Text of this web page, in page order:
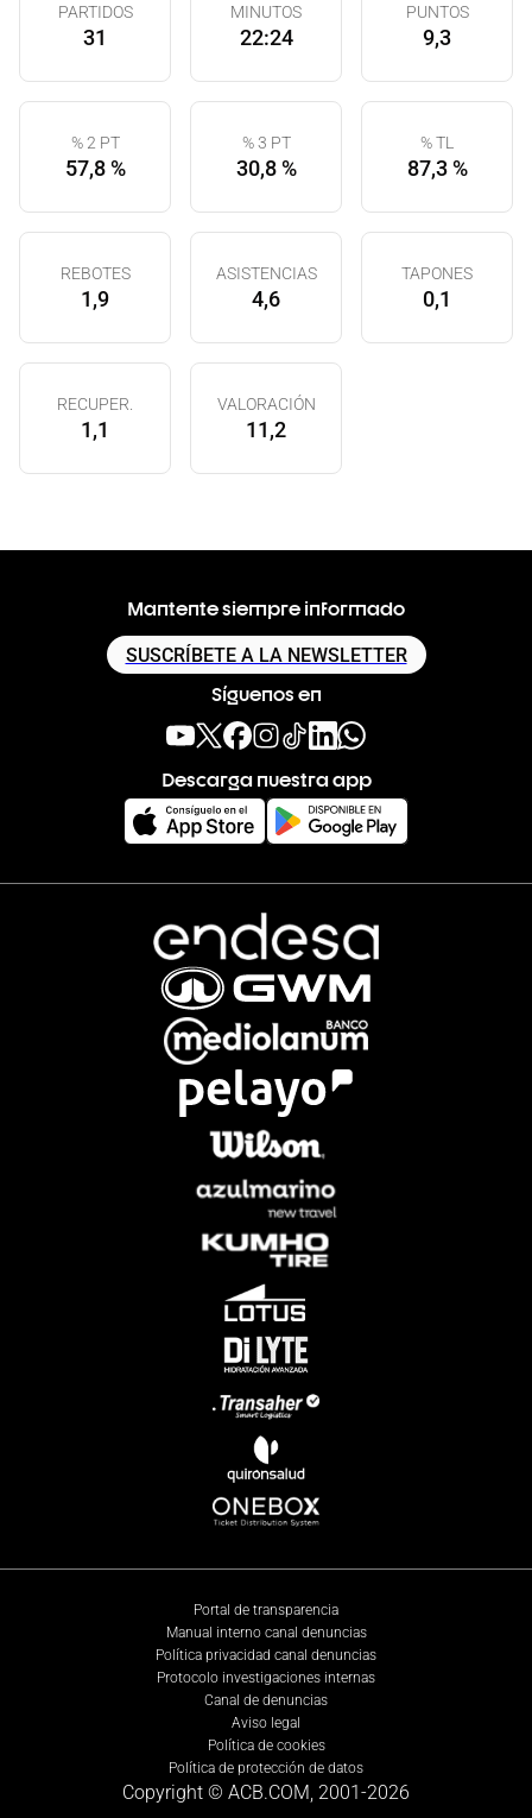
PARTIDOS
31
MINUTOS
22:24
PUNTOS
9,3
% 2 PT
57,8 %
% 3 PT
30,8 %
% TL
87,3 %
REBOTES
1,9
ASISTENCIAS
4,6
TAPONES
0,1
RECUPER.
1,1
VALORACIÓN
11,2
Mantente siempre informado
SUSCRÍBETE A LA NEWSLETTER
Síguenos en
Descarga nuestra app
Portal de transparencia
Manual interno canal denuncias
Política privacidad canal denuncias
Protocolo investigaciones internas
Canal de denuncias
Aviso legal
Política de cookies
Política de protección de datos
Copyright © ACB.COM, 2001-2026